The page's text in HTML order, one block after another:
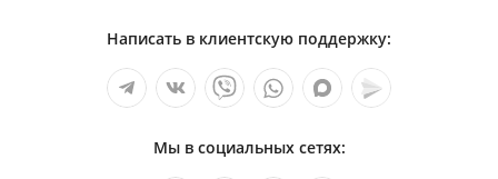
Написать в клиентскую поддержку:
Мы в социальных сетях: